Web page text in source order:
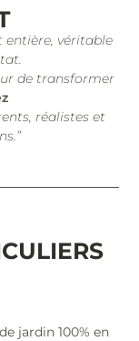
entière, véritable
de transformer
réalistes et
jardin 100% en